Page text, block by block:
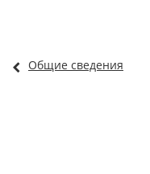
Общие сведения